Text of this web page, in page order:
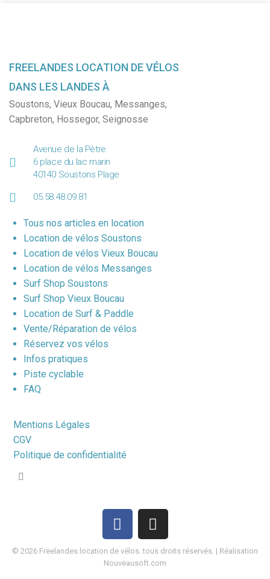
FREELANDES LOCATION DE VÉLOS
DANS LES LANDES À
Soustons, Vieux Boucau, Messanges,
Capbreton, Hossegor, Seignosse
Avenue de la Pètre
6 place du lac marin
40140 Soustons Plage
05.58.48.09.81
Tous nos articles en location
Location de vélos Soustons
Location de vélos Vieux Boucau
Location de vélos Messanges
Surf Shop Soustons
Surf Shop Vieux Boucau
Location de Surf & Paddle
Vente/Réparation de vélos
Réservez vos vélos
Infos pratiques
Piste cyclable
FAQ
Mentions Légales
CGV
Politique de confidentialité
© 2026 Freelandes location de vélos. tous droits réservés. | Réalisation
Nouveausoft.com